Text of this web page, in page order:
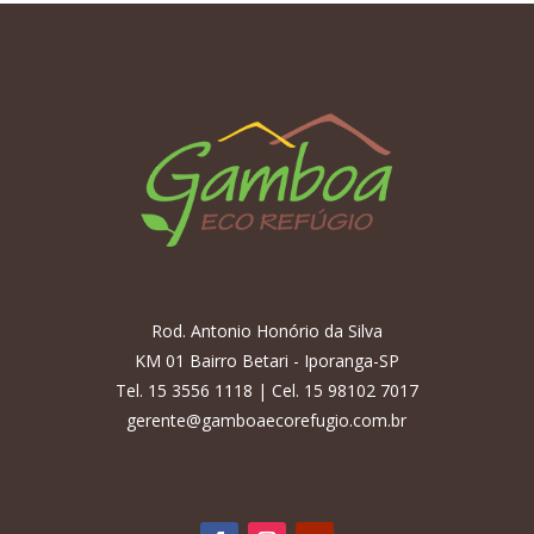
Rod. Antonio Honório da Silva
KM 01 Bairro Betari - Iporanga-SP
Tel. 15 3556 1118 | Cel. 15 98102 7017
gerente@gamboaecorefugio.com.br